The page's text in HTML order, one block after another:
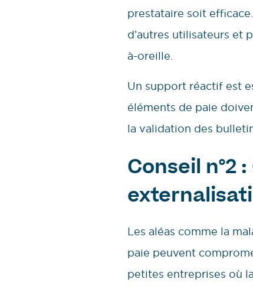
prestataire soit
d’autres utilisateurs et
à-oreille.
Un support réactif est
éléments de paie
la validation des
Conseil n°2
Les aléas comme la
paie peuvent
petites entreprises où